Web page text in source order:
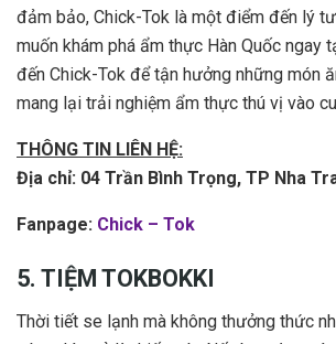
đảm bảo, Chick-Tok là một điểm đến lý
muốn khám phá ẩm thực Hàn Quốc ngay
đến Chick-Tok để tận hưởng những món
mang lại trải nghiệm ẩm thực thú vị vào
THÔNG TIN LIÊN HỆ:
Địa chỉ: 04 Trần Bình Trọng, TP Nha
Fanpage: Chick – Tok
5. TIỆM TOKBOKKI
Thời tiết se lạnh mà không thưởng thức